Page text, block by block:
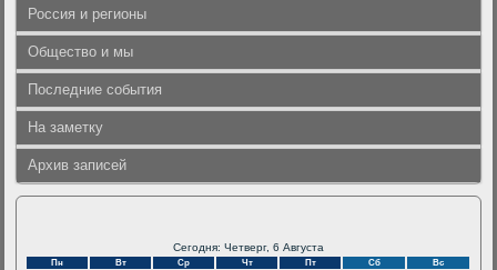
Россия и регионы
Общество и мы
Последние события
На заметку
Архив записей
Сегодня: Четверг, 6 Августа
Пн Вт Ср Чт Пт Сб Вс